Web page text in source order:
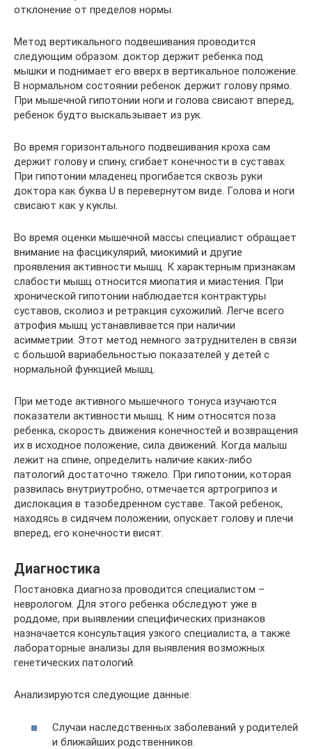
отклонение от пределов нормы.
Метод вертикального подвешивания проводится
следующим образом: доктор держит ребенка под
мышки и поднимает его вверх в вертикальное положение.
В нормальном состоянии ребенок держит голову прямо.
При мышечной гипотонии ноги и голова свисают вперед,
ребенок будто выскальзывает из рук.
Во время горизонтального подвешивания кроха сам
держит голову и спину, сгибает конечности в суставах.
При гипотонии младенец прогибается сквозь руки
доктора как буква U в перевернутом виде. Голова и ноги
свисают как у куклы.
Во время оценки мышечной массы специалист обращает
внимание на фасцикулярий, миокимий и другие
проявления активности мышц. К характерным признакам
слабости мышц относится миопатия и миастения. При
хронической гипотонии наблюдается контрактуры
суставов, сколиоз и ретракция сухожилий. Легче всего
атрофия мышц устанавливается при наличии
асимметрии. Этот метод немного затруднителен в связи
с большой вариабельностью показателей у детей с
нормальной функцией мышц.
При методе активного мышечного тонуса изучаются
показатели активности мышц. К ним относятся поза
ребенка, скорость движения конечностей и возвращения
их в исходное положение, сила движений. Когда малыш
лежит на спине, определить наличие каких-либо
патологий достаточно тяжело. При гипотонии, которая
развилась внутриутробно, отмечается артрогрипоз и
дислокация в тазобедренном суставе. Такой ребенок,
находясь в сидячем положении, опускает голову и плечи
вперед, его конечности висят.
Диагностика
Постановка диагноза проводится специалистом –
неврологом. Для этого ребенка обследуют уже в
роддоме, при выявлении специфических признаков
назначается консультация узкого специалиста, а также
лабораторные анализы для выявления возможных
генетических патологий.
Анализируются следующие данные:
Случаи наследственных заболеваний у родителей
и ближайших родственников.